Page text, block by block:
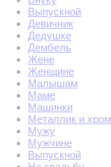
Выпускной
Девичник
Дедушке
Дембель
Жене
Женщине
Малышам
Маме
Машинки
Металлик и хром
Мужу
Мужчине
Выпускной